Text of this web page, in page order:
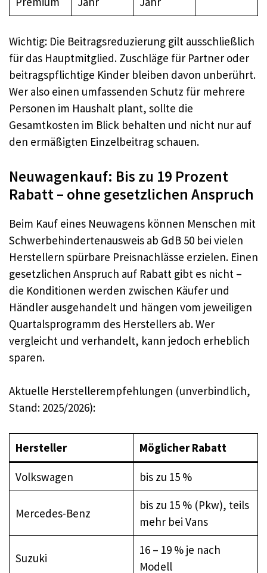
Wichtig: Die Beitragsreduzierung gilt ausschließlich
für das Hauptmitglied. Zuschläge für Partner oder
beitragspflichtige Kinder bleiben davon unberührt.
Wer also einen umfassenden Schutz für mehrere
Personen im Haushalt plant, sollte die
Gesamtkosten im Blick behalten und nicht nur auf
den ermäßigten Einzelbeitrag schauen.
Neuwagenkauf: Bis zu 19 Prozent
Rabatt – ohne gesetzlichen Anspruch
Beim Kauf eines Neuwagens können Menschen mit
Schwerbehindertenausweis ab GdB 50 bei vielen
Herstellern spürbare Preisnachlässe erzielen. Einen
gesetzlichen Anspruch auf Rabatt gibt es nicht –
die Konditionen werden zwischen Käufer und
Händler ausgehandelt und hängen vom jeweiligen
Quartalsprogramm des Herstellers ab. Wer
vergleicht und verhandelt, kann jedoch erheblich
sparen.
Aktuelle Herstellerempfehlungen (unverbindlich,
Stand: 2025/2026):
Hersteller Möglicher Rabatt
Volkswagen bis zu 15 %
Mercedes-Benz
bis zu 15 % (Pkw), teils
mehr bei Vans
Suzuki
16 – 19 % je nach
Modell